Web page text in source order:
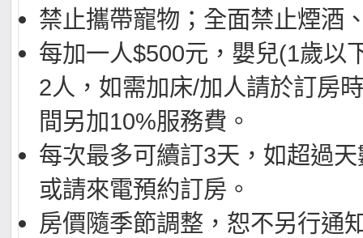
禁止攜帶寵物；全面禁止煙酒
每加一人$500元，嬰兒(1歲以
2人，如需加床/加人請於訂房
間另加10%服務費。
每次最多可續訂3天，如超過
或請來電預約訂房。
房價隨季節調整，恕不另行通